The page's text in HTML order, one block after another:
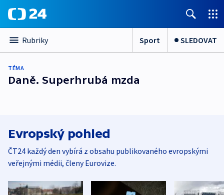
Rubriky Sport SLEDOVAT
TÉMA
Daně. Superhrubá mzda
Evropský pohled
ČT24 každý den vybírá z obsahu publikovaného evropskými
veřejnými médii, členy Eurovize.